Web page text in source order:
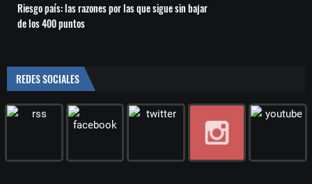
Riesgo país: las razones por las que sigue sin bajar
de los 400 puntos
REDES SOCIALES